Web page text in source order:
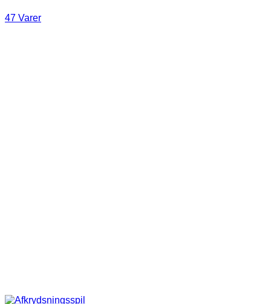
47 Varer